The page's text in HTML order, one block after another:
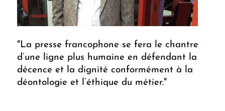
"La presse francophone se fera le chantre
d’une ligne plus humaine en défendant la
décence et la dignité conformément à la
déontologie et l’éthique du métier."